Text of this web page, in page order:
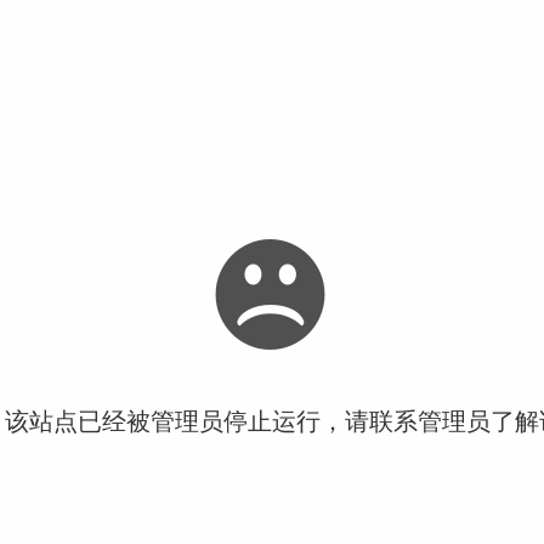
站点已经被管理员停止运行，请联系管理员了